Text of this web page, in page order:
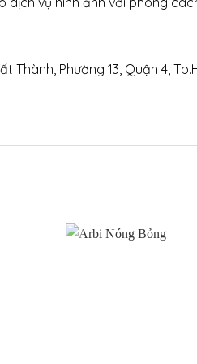
Thành, Phường 13, Quận 4,